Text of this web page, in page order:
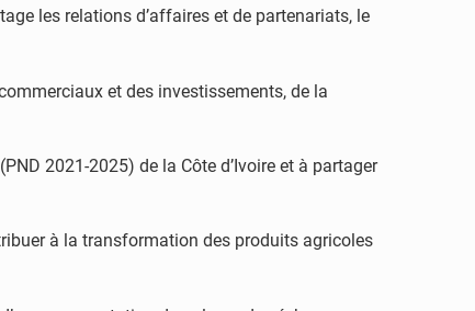
les relations d’affaires et de partenariats, le
et des investissements, de la
2021-2025) de la Côte d’Ivoire et à partager
à la transformation des produits agricoles